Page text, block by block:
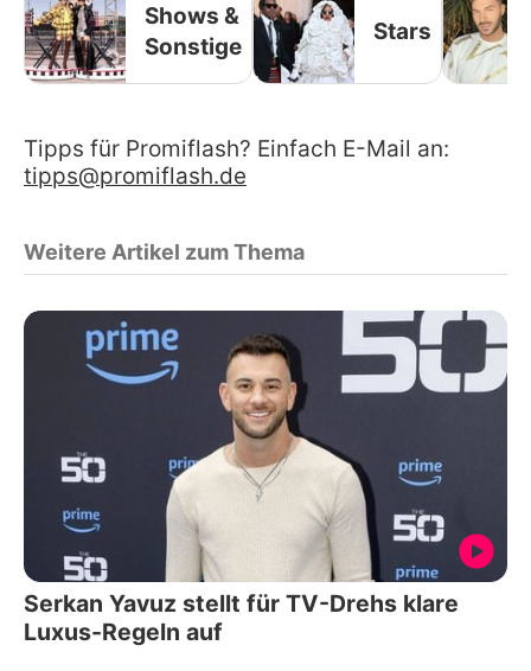
Shows &
Sonstige
Stars
Tipps für Promiflash? Einfach E-Mail an:
tipps@promiflash.de
Weitere Artikel zum Thema
Serkan Yavuz stellt für TV-Drehs klare
Luxus-Regeln auf